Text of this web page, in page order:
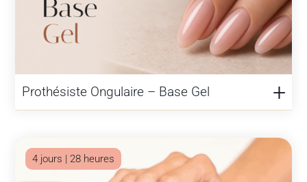
Prothésiste Ongulaire – Base Gel
4 jours | 28 heures